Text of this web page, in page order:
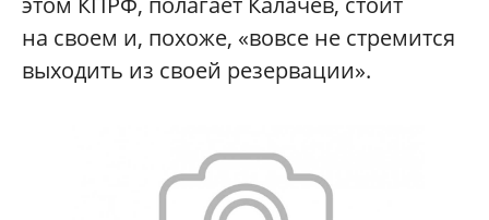
на своем и, похоже, «вовсе не стремится
выходить из своей резервации».